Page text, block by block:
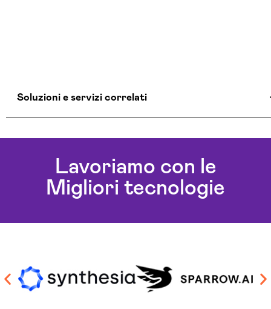
Soluzioni e servizi correlati
Aziende Intelligenza Artificiale Sassari
Consulenza Chatbot Ai Sassari
Soluzioni Blockchain Sassari
Sviluppo Chatbot Ai Sassari
Lavoriamo con le
Migliori tecnologie